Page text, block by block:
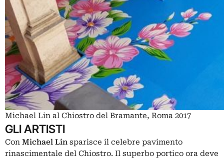
Michael Lin al Chiostro del Bramante, Roma 2017
GLI ARTISTI
Con Michael Lin sparisce il celebre pavimento
rinascimentale del Chiostro. Il superbo portico ora deve